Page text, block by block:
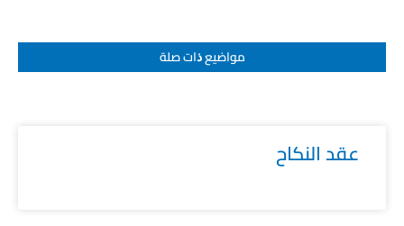
مواضيع ﺫات صلة
عقد النكاح